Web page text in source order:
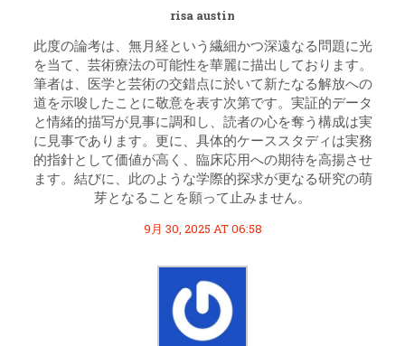
risa austin
此度の論考は、無月経という繊細かつ深遠なる問題に光
を当て、芸術療法の可能性を華麗に描出しております。
筆者は、医学と芸術の交錯点に於いて新たなる解放への
道を示唆したことに敬意を表す次第です。実証的データ
と情緒的描写が見事に調和し、読者の心を奪う構成は実
に見事であります。更に、具体的ケーススタディは実務
的指針として価値が高く、臨床応用への期待を高揚させ
ます。結びに、此のような学際的探求が更なる研究の萌
芽となることを願って止みません。
9月 30, 2025 AT 06:58